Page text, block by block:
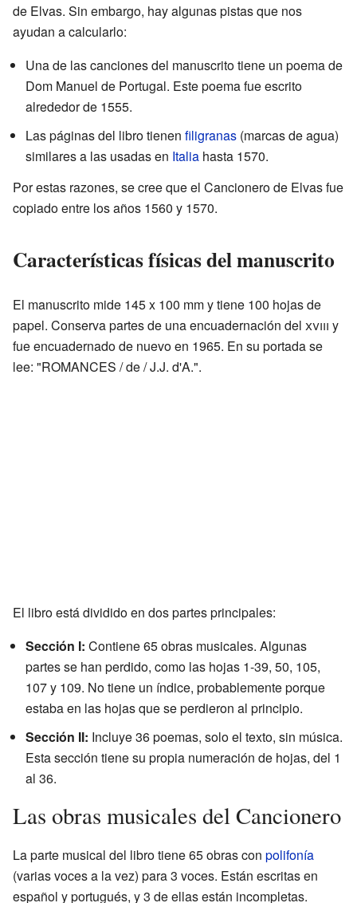
de Elvas. Sin embargo, hay algunas pistas que nos
ayudan a calcularlo:
Una de las canciones del manuscrito tiene un poema de
Dom Manuel de Portugal. Este poema fue escrito
alrededor de 1555.
Las páginas del libro tienen filigranas (marcas de agua)
similares a las usadas en Italia hasta 1570.
Por estas razones, se cree que el Cancionero de Elvas fue
copiado entre los años 1560 y 1570.
Características físicas del manuscrito
El manuscrito mide 145 x 100 mm y tiene 100 hojas de
papel. Conserva partes de una encuadernación del xviii y
fue encuadernado de nuevo en 1965. En su portada se
lee: "ROMANCES / de / J.J. d'A.".
El libro está dividido en dos partes principales:
Sección I: Contiene 65 obras musicales. Algunas
partes se han perdido, como las hojas 1-39, 50, 105,
107 y 109. No tiene un índice, probablemente porque
estaba en las hojas que se perdieron al principio.
Sección II: Incluye 36 poemas, solo el texto, sin música.
Esta sección tiene su propia numeración de hojas, del 1
al 36.
Las obras musicales del Cancionero
La parte musical del libro tiene 65 obras con polifonía
(varias voces a la vez) para 3 voces. Están escritas en
español y portugués, y 3 de ellas están incompletas.